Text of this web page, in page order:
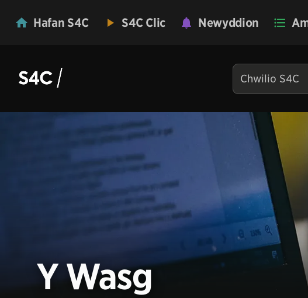
Hafan S4C S4C Clic Newyddion
Y Wasg